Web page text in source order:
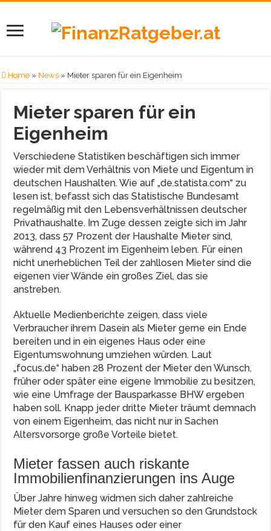
Home » News » Mieter sparen für ein Eigenheim
Mieter sparen für ein
Eigenheim
Verschiedene Statistiken beschäftigen sich immer
wieder mit dem Verhältnis von Miete und Eigentum in
deutschen Haushalten. Wie auf „de.statista.com“ zu
lesen ist, befasst sich das Statistische Bundesamt
regelmäßig mit den Lebensverhältnissen deutscher
Privathaushalte. Im Zuge dessen zeigte sich im Jahr
2013, dass 57 Prozent der Haushalte Mieter sind,
während 43 Prozent im Eigenheim leben. Für einen
nicht unerheblichen Teil der zahllosen Mieter sind die
eigenen vier Wände ein großes Ziel, das sie
anstreben.
Aktuelle Medienberichte zeigen, dass viele
Verbraucher ihrem Dasein als Mieter gerne ein Ende
bereiten und in ein eigenes Haus oder eine
Eigentumswohnung umziehen würden. Laut
„focus.de“ haben 28 Prozent der Mieter den Wunsch,
früher oder später eine eigene Immobilie zu besitzen,
wie eine Umfrage der Bausparkasse BHW ergeben
haben soll. Knapp jeder dritte Mieter träumt demnach
von einem Eigenheim, das nicht nur in Sachen
Altersvorsorge große Vorteile bietet.
Mieter fassen auch riskante
Immobilienfinanzierungen ins Auge
Über Jahre hinweg widmen sich daher zahlreiche
Mieter dem Sparen und versuchen so den Grundstock
für den Kauf eines Hauses oder einer